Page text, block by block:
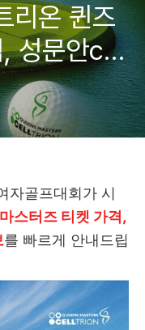
온 퀸즈
성문안cc
보
자골프대회가 시
스터즈 티켓 가격,
를 빠르게 안내드립